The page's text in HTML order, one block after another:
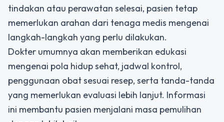
tindakan atau perawatan selesai, pasien tetap
memerlukan arahan dari tenaga medis mengenai
langkah-langkah yang perlu dilakukan.
Dokter umumnya akan memberikan edukasi
mengenai pola hidup sehat, jadwal kontrol,
penggunaan obat sesuai resep, serta tanda-tanda
yang memerlukan evaluasi lebih lanjut. Informasi
ini membantu pasien menjalani masa pemulihan